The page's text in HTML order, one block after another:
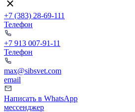
+7 (383) 28-69-111
Телефон
+7 913 007-91-11
Телефон
max@sibsvet.com
email
Написать в WhatsApp
мессенджер